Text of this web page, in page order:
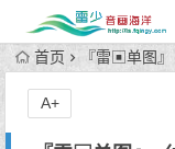
首页 『雷▣单图』
A+